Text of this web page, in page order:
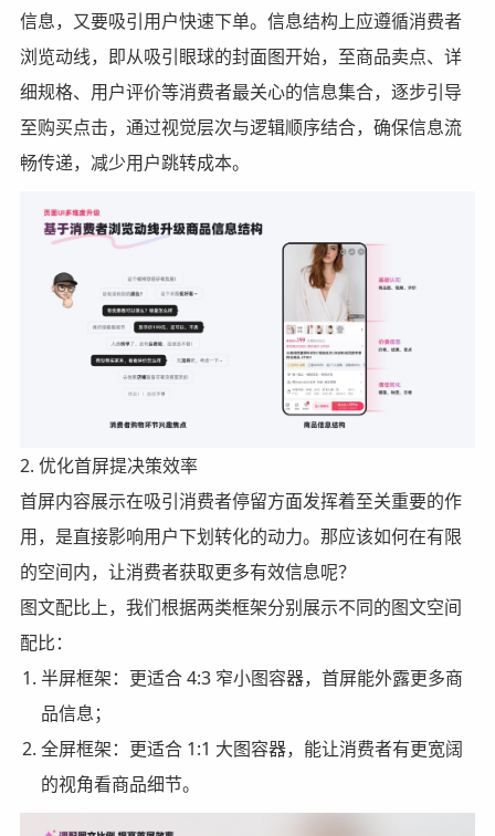
信息，又要吸引用户快速下单。信息结构上应遵循消费者
浏览动线，即从吸引眼球的封面图开始，至商品卖点、详
细规格、用户评价等消费者最关心的信息集合，逐步引导
至购买点击，通过视觉层次与逻辑顺序结合，确保信息流
畅传递，减少用户跳转成本。
2. 优化首屏提决策效率
首屏内容展示在吸引消费者停留方面发挥着至关重要的作
用，是直接影响用户下划转化的动力。那应该如何在有限
的空间内，让消费者获取更多有效信息呢？
图文配比上，我们根据两类框架分别展示不同的图文空间
配比：
半屏框架：更适合 4:3 窄小图容器，首屏能外露更多商
品信息；
全屏框架：更适合 1:1 大图容器，能让消费者有更宽阔
的视角看商品细节。